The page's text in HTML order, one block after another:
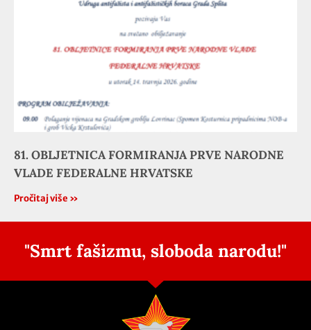
81. OBLJETNICA FORMIRANJA PRVE NARODNE
VLADE FEDERALNE HRVATSKE
Pročitaj više »
"Smrt fašizmu, sloboda narodu!"